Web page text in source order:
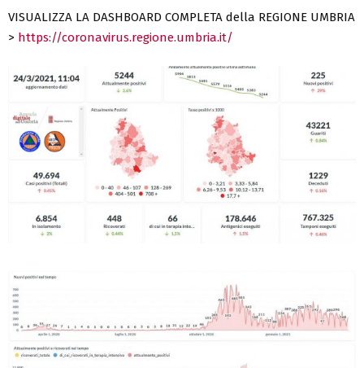
VISUALIZZA LA DASHBOARD COMPLETA della REGIONE UMBRIA
> https://coronavirus.regione.umbria.it/